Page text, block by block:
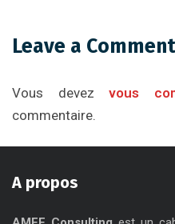
Leave a Comment
Vous devezvous
commentaire.
A propos